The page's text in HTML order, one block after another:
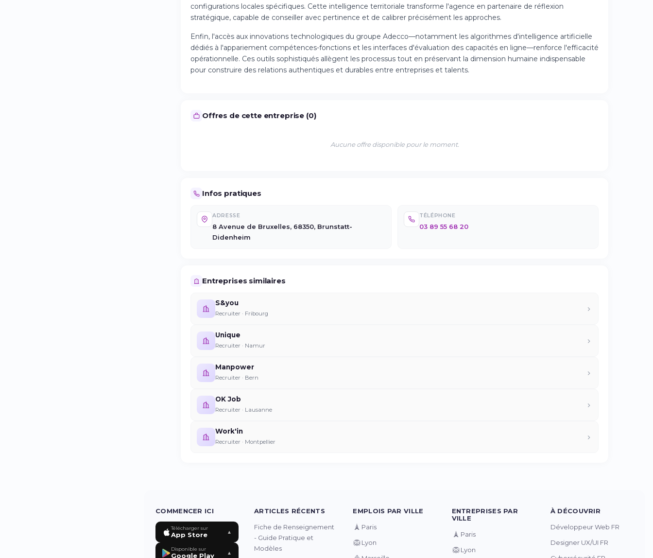
configurations locales spécifiques. Cette intelligence territoriale transforme l'agence en partenaire de réflexion
stratégique, capable de conseiller avec pertinence et de calibrer précisément les approches.
Enfin, l'accès aux innovations technologiques du groupe Adecco—notamment les algorithmes d'intelligence artificielle
dédiés à l'appariement compétences-fonctions et les interfaces d'évaluation des capacités en ligne—renforce l'efficacité
opérationnelle. Ces outils sophistiqués allègent les processus tout en préservant la dimension humaine indispensable
pour construire des relations authentiques et durables entre entreprises et talents.
Offres de cette entreprise (0)
Aucune offre disponible pour le moment.
Infos pratiques
ADRESSE
8 Avenue de Bruxelles, 68350, Brunstatt-
Didenheim
TÉLÉPHONE
03 89 55 68 20
Entreprises similaires
S&you
Recruiter · Fribourg
Unique
Recruiter · Namur
Manpower
Recruiter · Bern
OK Job
Recruiter · Lausanne
Work'in
Recruiter · Montpellier
COMMENCER ICI
Télécharger sur
App Store ▲
Disponible sur
Google Play ▲
ARTICLES RÉCENTS
Fiche de Renseignement
- Guide Pratique et
Modèles
EMPLOIS PAR VILLE
🗼 Paris
🦁 Lyon
ENTREPRISES PAR
VILLE
🗼 Paris
🦁 Lyon
À DÉCOUVRIR
Développeur Web FR
Designer UX/UI FR